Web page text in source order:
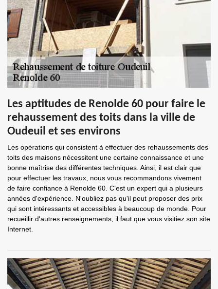
Les aptitudes de Renolde 60 pour faire le
rehaussement des toits dans la ville de
Oudeuil et ses environs
Les opérations qui consistent à effectuer des rehaussements des
toits des maisons nécessitent une certaine connaissance et une
bonne maîtrise des différentes techniques. Ainsi, il est clair que
pour effectuer les travaux, nous vous recommandons vivement
de faire confiance à Renolde 60. C'est un expert qui a plusieurs
années d'expérience. N'oubliez pas qu'il peut proposer des prix
qui sont intéressants et accessibles à beaucoup de monde. Pour
recueillir d'autres renseignements, il faut que vous visitiez son site
Internet.